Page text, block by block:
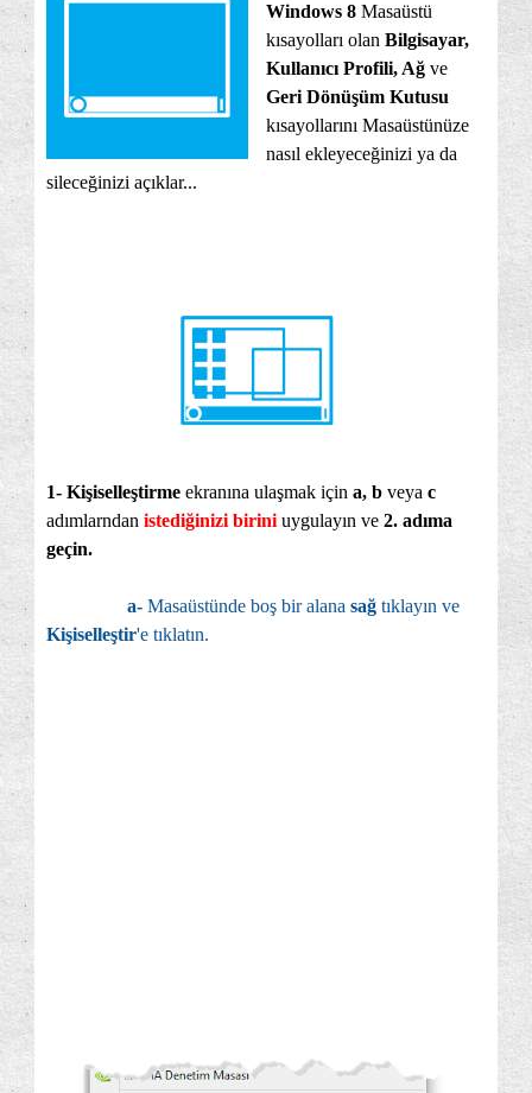
Windows 8 Masaüstü
kısayolları olan Bilgisayar,
Kullanıcı Profili, Ağ ve
Geri Dönüşüm Kutusu
kısayollarını Masaüstünüze
nasıl ekleyeceğinizi ya da
sileceğinizi açıklar...
1- Kişiselleştirme ekranına ulaşmak için a, b veya c
adımlarndan istediğinizi birini uygulayın ve 2. adıma
geçin.
a- Masaüstünde boş bir alana sağ tıklayın ve
Kişiselleştir'e tıklatın.